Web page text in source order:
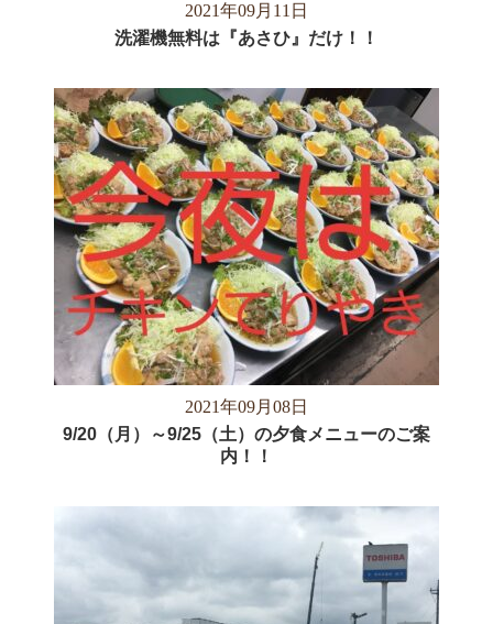
2021年09月11日
洗濯機無料は『あさひ』だけ！！
2021年09月08日
9/20（月）～9/25（土）の夕食メニューのご案
内！！